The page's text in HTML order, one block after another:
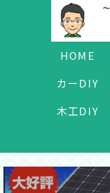
HOME
カーDIY
木工DIY